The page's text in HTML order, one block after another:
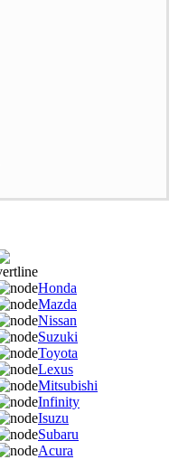
Honda
Mazda
Nissan
Suzuki
Toyota
Lexus
Mitsubishi
Infinity
Isuzu
Subaru
Acura